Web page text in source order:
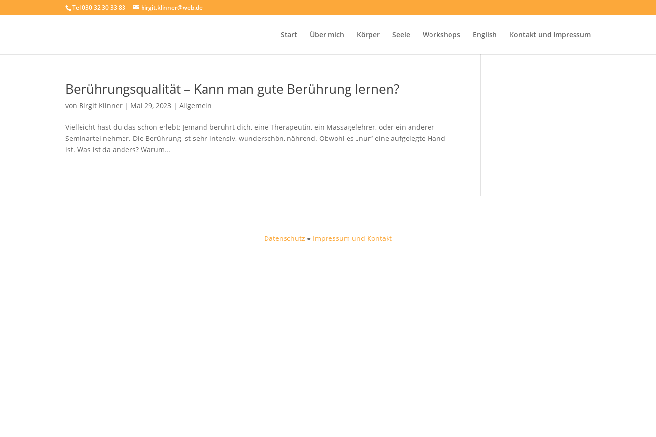
Tel 030 32 30 33 83 birgit.klinner@web.de
Start Über mich Körper Seele Workshops English Kontakt und Impressum
Berührungsqualität – Kann man gute Berührung lernen?
von Birgit Klinner | Mai 29, 2023 |Allgemein
Vielleicht hast du das schon erlebt: Jemand berührt dich, eine Therapeutin, ein Massagelehrer, oder ein anderer
Seminarteilnehmer. Die Berührung ist sehr intensiv, wunderschön, nährend. Obwohl es „nur“ eine aufgelegte Hand
ist. Was ist da anders? Warum...
Datenschutz ● Impressum und Kontakt